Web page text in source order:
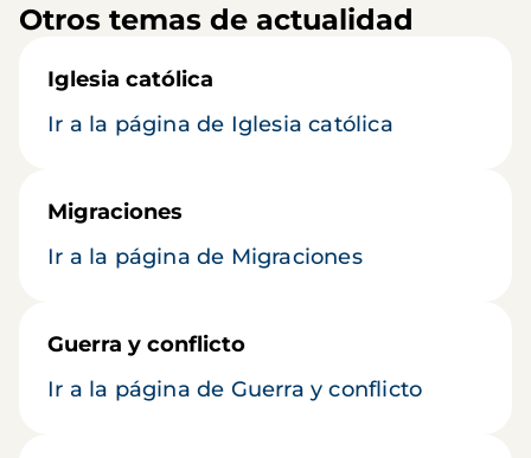
Otros temas de actualidad
Iglesia católica
Ir a la página de Iglesia católica
Migraciones
Ir a la página de Migraciones
Guerra y conflicto
Ir a la página de Guerra y conflicto